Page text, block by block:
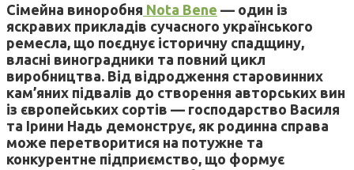
Сімейна виноробня Nota Bene — один із
яскравих прикладів сучасного українського
ремесла, що поєднує історичну спадщину,
власні виноградники та повний цикл
виробництва. Від відродження старовинних
кам’яних підвалів до створення авторських вин
із європейських сортів — господарство Василя
та Ірини Надь демонструє, як родинна справа
може перетворитися на потужне та
конкурентне підприємство, що формує